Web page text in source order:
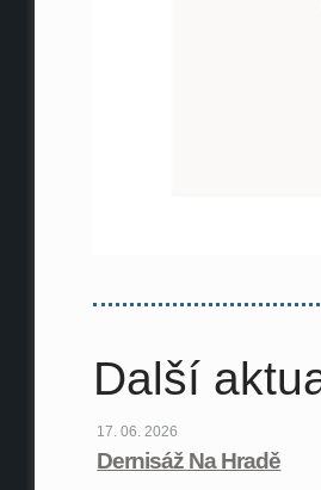
Další
17. 06. 2026
Dernisáž Na Hradě